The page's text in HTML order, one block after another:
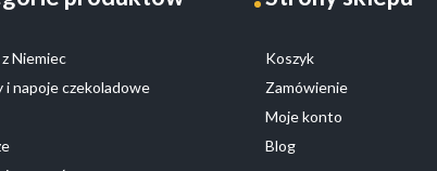
Niemiec
i napoje czekoladowe
Koszyk
Zamówienie
Moje konto
Blog